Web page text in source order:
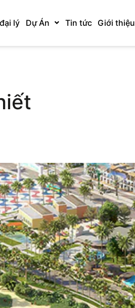
lý Dự Án Tin tức Giới thiệu